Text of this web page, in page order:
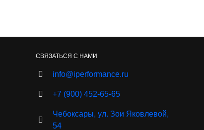
СВЯЗАТЬСЯ С НАМИ
info@iperformance.ru
+7 (900) 452-65-65
Чебоксары, ул. Зои Яковлевой,
54